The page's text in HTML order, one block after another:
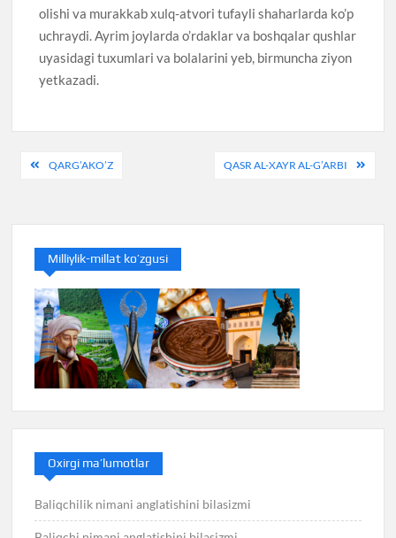
olishi va murakkab xulq-atvori tufayli shaharlarda ko’p
uchraydi. Ayrim joylarda o’rdaklar va boshqalar qushlar
uyasidagi tuxumlari va bolalarini yeb, birmuncha ziyon
yetkazadi.
PostQARG’AKO’Z QASR AL-XAYR AL-G’ARBI
Milliylik-millat ko’zgusi
Oxirgi ma’lumotlar
Baliqchilik nimani anglatishini bilasizmi